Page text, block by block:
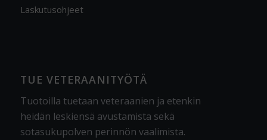
Laskutusohjeet
TUE VETERAANITYÖTÄ
Tuotoilla tuetaan veteraanien ja etenkin
heidän leskiensä avustamista sekä
sotasukupolven perinnön vaalimista.